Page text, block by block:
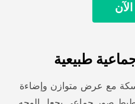
الآن
طبيعية
مع عرض متوازن وإضاءة